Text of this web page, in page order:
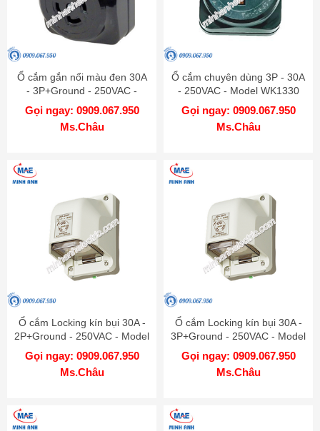
Ổ cắm gắn nổi màu đen 30A
- 3P+Ground - 250VAC -
Model WK2430
Gọi ngay: 0909.067.950
Ms.Châu
Ổ cắm chuyên dùng 3P - 30A
- 250VAC - Model WK1330
Gọi ngay: 0909.067.950
Ms.Châu
Ổ cắm Locking kín bụi 30A -
2P+Ground - 250VAC - Model
WK6330
Gọi ngay: 0909.067.950
Ms.Châu
Ổ cắm Locking kín bụi 30A -
3P+Ground - 250VAC - Model
WK6430
Gọi ngay: 0909.067.950
Ms.Châu